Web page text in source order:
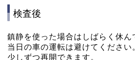
検査後
鎮静を使った場合はしばらく休ん
当日の車の運転は避けてください
少しずつ再開できます。